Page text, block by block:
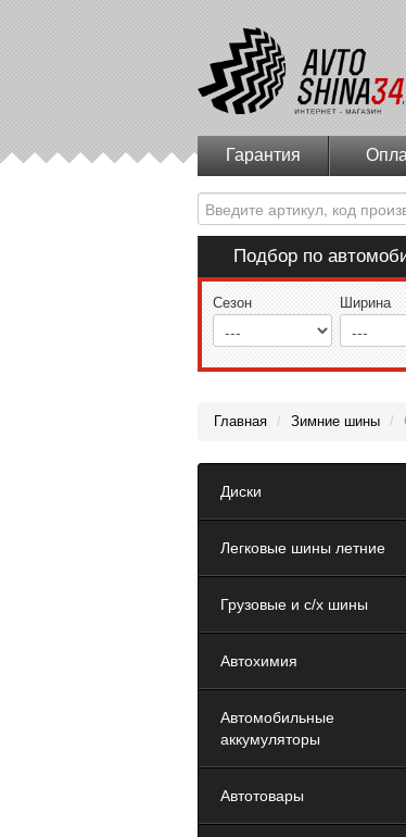
Гарантия
Подбор по
Сезон Ширина
Главная / Зимние шины /
Диски
Легковые шины летние
Грузовые и с/х шины
Автохимия
Автомобильные
аккумуляторы
Автотовары